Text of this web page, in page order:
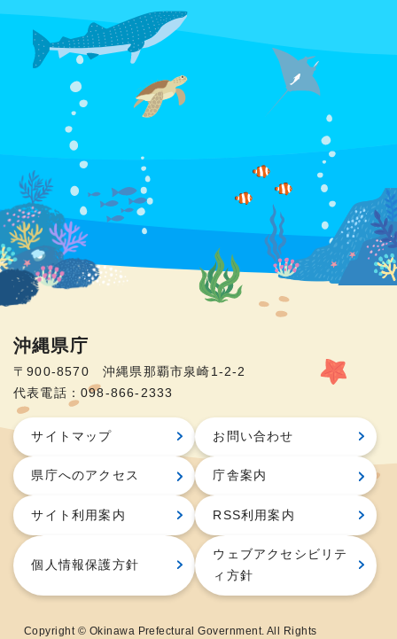
沖縄県庁
〒900-8570 沖縄県那覇市泉崎1-2-2
代表電話：098-866-2333
サイトマップ お問い合わせ
県庁へのアクセス 庁舎案内
サイト利用案内 RSS利用案内
個人情報保護方針
ウェブアクセシビリテ
ィ方針
Copyright © Okinawa Prefectural Government. All Rights